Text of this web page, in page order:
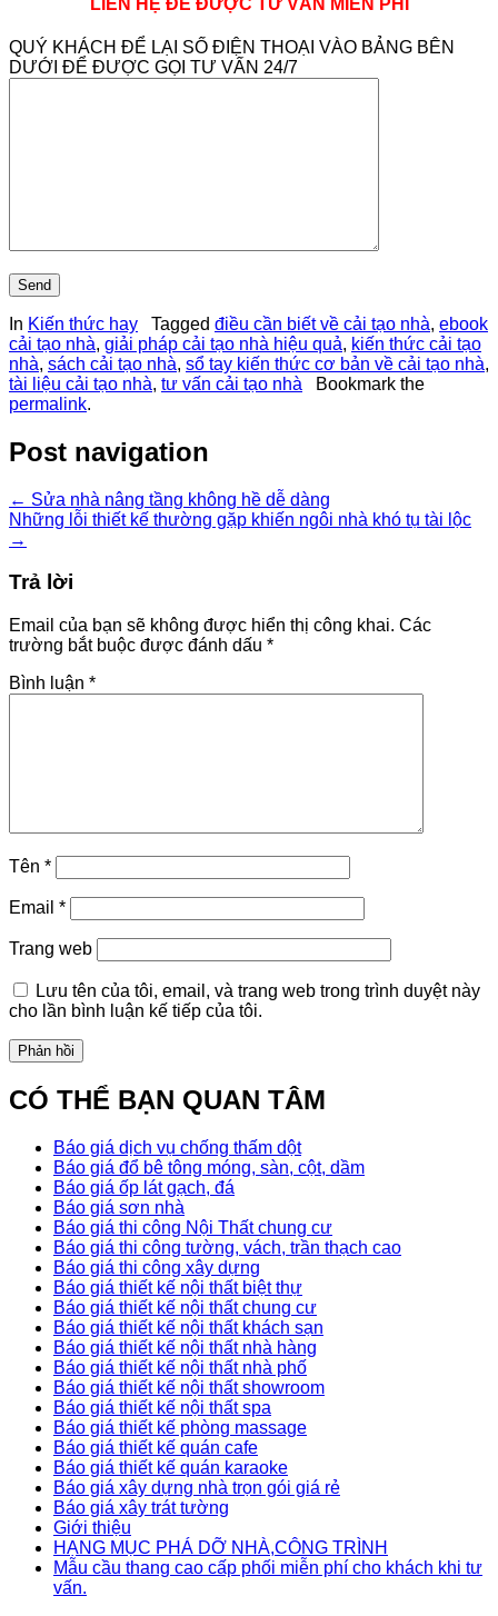
QUÝ KHÁCH ĐỂ LẠI SỐ ĐIỆN THOẠI VÀO BẢNG BÊN
DƯỚI ĐỂ ĐƯỢC GỌI TƯ VẤN 24/7
In Kiến thức hay Tagged điều cần biết về cải tạo nhà, ebook
cải tạo nhà, giải pháp cải tạo nhà hiệu quả, kiến thức cải tạo
nhà, sách cải tạo nhà, sổ tay kiến thức cơ bản về cải tạo nhà,
tài liệu cải tạo nhà, tư vấn cải tạo nhà Bookmark the
permalink.
Post navigation
← Sửa nhà nâng tầng không hề dễ dàng
Những lỗi thiết kế thường gặp khiến ngôi nhà khó tụ tài lộc
→
Trả lời
Email của bạn sẽ không được hiển thị công khai. Các
trường bắt buộc được đánh dấu *
Bình luận *
Tên *
Email *
Trang web
Lưu tên của tôi, email, và trang web trong trình duyệt này
cho lần bình luận kế tiếp của tôi.
CÓ THỂ BẠN QUAN TÂM
Báo giá dịch vụ chống thấm dột
Báo giá đổ bê tông móng, sàn, cột, dầm
Báo giá ốp lát gạch, đá
Báo giá sơn nhà
Báo giá thi công Nội Thất chung cư
Báo giá thi công tường, vách, trần thạch cao
Báo giá thi công xây dựng
Báo giá thiết kế nội thất biệt thự
Báo giá thiết kế nội thất chung cư
Báo giá thiết kế nội thất khách sạn
Báo giá thiết kế nội thất nhà hàng
Báo giá thiết kế nội thất nhà phố
Báo giá thiết kế nội thất showroom
Báo giá thiết kế nội thất spa
Báo giá thiết kế phòng massage
Báo giá thiết kế quán cafe
Báo giá thiết kế quán karaoke
Báo giá xây dựng nhà trọn gói giá rẻ
Báo giá xây trát tường
Giới thiệu
HẠNG MỤC PHÁ DỠ NHÀ,CÔNG TRÌNH
Mẫu cầu thang cao cấp phối miễn phí cho khách khi tư
vấn.